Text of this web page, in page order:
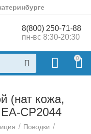
8(800) 250-71-88
пн-вс 8:30-20:30
0
(нат кожа,
СР2044
/ Поводки /